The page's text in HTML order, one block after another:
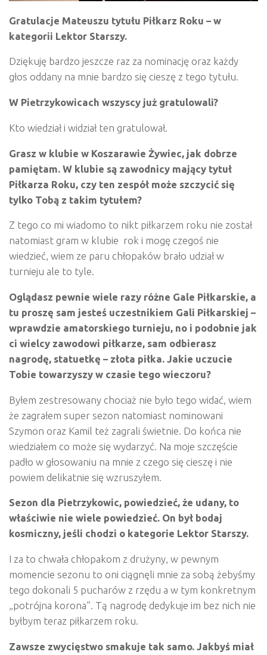
Gratulacje Mateuszu tytułu Piłkarz Roku – w
kategorii Lektor Starszy.
Dziękuję bardzo jeszcze raz za nominację oraz każdy
głos oddany na mnie bardzo się cieszę z tego tytułu.
W Pietrzykowicach wszyscy już gratulowali?
Kto wiedział i widział ten gratulował.
Grasz w klubie w Koszarawie Żywiec, jak dobrze
pamiętam. W klubie są zawodnicy mający tytuł
Piłkarza Roku, czy ten zespół może szczycić się
tylko Tobą z takim tytułem?
Z tego co mi wiadomo to nikt piłkarzem roku nie został
natomiast gram w klubie rok i mogę czegoś nie
wiedzieć, wiem ze paru chłopaków brało udział w
turnieju ale to tyle.
Oglądasz pewnie wiele razy różne Gale Piłkarskie, a
tu proszę sam jesteś uczestnikiem Gali Piłkarskiej –
wprawdzie amatorskiego turnieju, no i podobnie jak
ci wielcy zawodowi piłkarze, sam odbierasz
nagrodę, statuetkę – złota piłka. Jakie uczucie
Tobie towarzyszy w czasie tego wieczoru?
Byłem zestresowany chociaż nie było tego widać, wiem
że zagrałem super sezon natomiast nominowani
Szymon oraz Kamil też zagrali świetnie. Do końca nie
wiedziałem co może się wydarzyć. Na moje szczęście
padło w głosowaniu na mnie z czego się cieszę i nie
powiem delikatnie się wzruszyłem.
Sezon dla Pietrzykowic, powiedzieć, że udany, to
właściwie nie wiele powiedzieć. On był bodaj
kosmiczny, jeśli chodzi o kategorie Lektor Starszy.
I za to chwała chłopakom z drużyny, w pewnym
momencie sezonu to oni ciągnęli mnie za sobą żebyśmy
tego dokonali 5 pucharów z rzędu a w tym konkretnym
„potrójna korona”. Tą nagrodę dedykuje im bez nich nie
byłbym teraz piłkarzem roku.
Zawsze zwycięstwo smakuje tak samo. Jakbyś miał